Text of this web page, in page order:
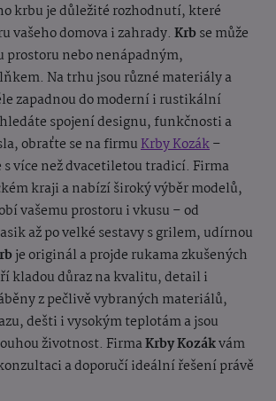
krbu je důležité rozhodnutí, které
vašeho domova i zahrady. Krbse může
prostoru nebo nenápadným,
Na trhu jsou různé materiály a
zapadnou do moderní i rustikální
spojení designu, funkčnosti a
obraťte se na firmuKrby Kozák–
s více než dvacetiletou tradicí. Firma
kraji a nabízí široký výběr modelů,
vašemu prostoru i vkusu – od
až po velké sestavy s grilem, udírnou
je originál a projde rukama zkušených
kladou důraz na kvalitu, detail i
z pečlivě vybraných materiálů,
dešti i vysokým teplotám a jsou
životnost. FirmaKrby Kozákvám
a doporučí ideální řešení právě